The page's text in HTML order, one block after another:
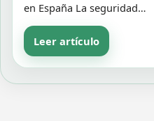
en España La seguridad…
Leer artículo